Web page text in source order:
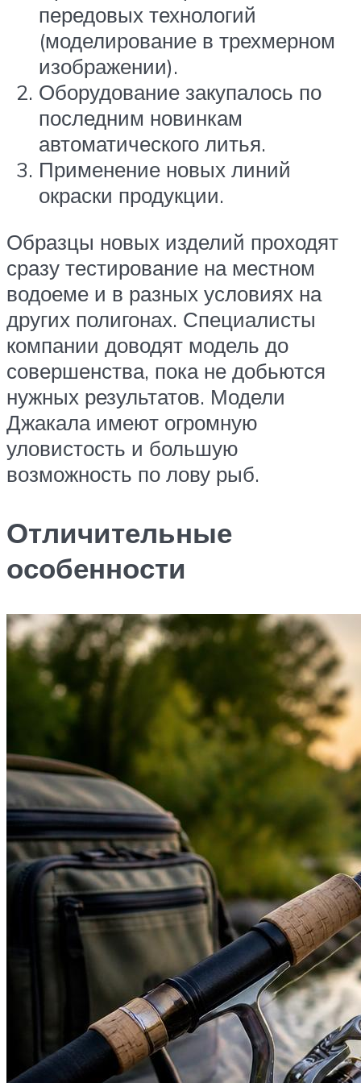
передовых технологий
(моделирование в трехмерном
изображении).
Оборудование закупалось по
последним новинкам
автоматического литья.
Применение новых линий
окраски продукции.
Образцы новых изделий проходят
сразу тестирование на местном
водоеме и в разных условиях на
других полигонах. Специалисты
компании доводят модель до
совершенства, пока не добьются
нужных результатов. Модели
Джакала имеют огромную
уловистость и большую
возможность по лову рыб.
Отличительные
особенности